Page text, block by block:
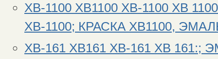
ХВ-1100 ХВ1100 ХВ-1100 ХВ
ХВ-1100; КРАСКА ХВ1100,
ХВ-161 ХВ161 ХВ-161 ХВ 161:;